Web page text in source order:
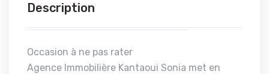
Description
Occasion à ne pas rater
Agence Immobilière Kantaoui Sonia met en